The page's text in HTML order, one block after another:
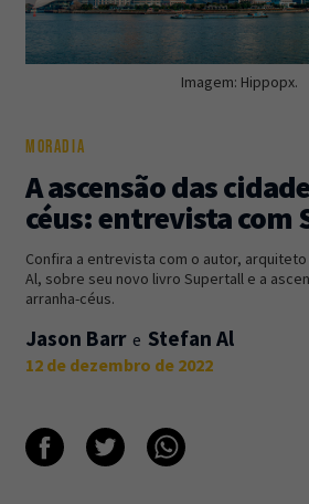
NewsletterCaos
receba todas as nossas
INSCREVER-SE
Imagem: Hippopx.
MORADIA
A ascensão das
céus: entrevista com
Confira a entrevista com o autor,
Al, sobre seu novo livro Supertall e a
arranha-céus.
Jason Barr Stefan Al
12 de dezembro de 2022